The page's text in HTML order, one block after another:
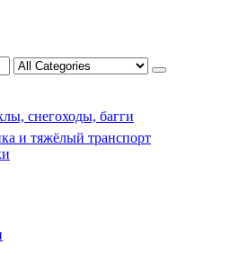
снегоходы, багги
и тяжёлый транспорт